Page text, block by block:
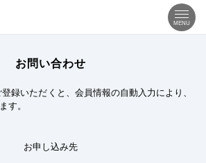
MENU
お問い合わせ
録いただくと、会員情報の自動入力により、
す。
お申し込み先